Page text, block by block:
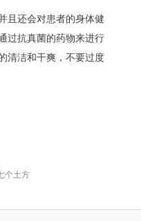
且还会对患者的身体健
过抗真菌的药物来进行
清洁和干爽，不要过度
个土方